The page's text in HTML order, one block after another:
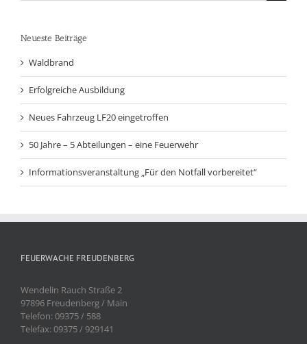
Neueste Beiträge
Waldbrand
Erfolgreiche Ausbildung
Neues Fahrzeug LF20 eingetroffen
50 Jahre – 5 Abteilungen – eine Feuerwehr
Informationsveranstaltung „Für den Notfall vorbereitet“
FEUERWACHE FREUDENBERG
Wendelin Rauch Straße 2
97896 Freudenberg / Main
Telefon: 09375 / 588
Telefax: 09375 / 929141